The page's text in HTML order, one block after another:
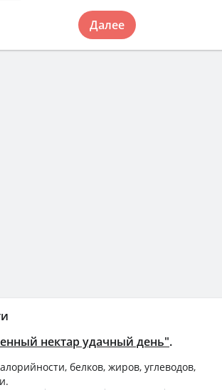
нектар удачный день".
белков, жиров, углеводов,
Далее